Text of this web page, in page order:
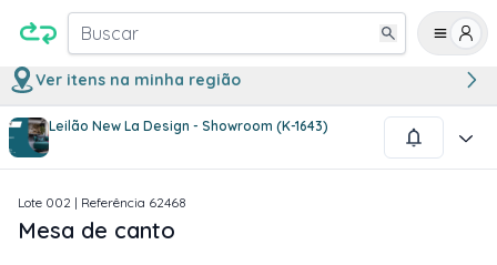
Buscar
Ver itens na minha região
Leilão New La Design - Showroom (K-1643)
1/2
Lote 002 | Referência 62468
Mesa de canto